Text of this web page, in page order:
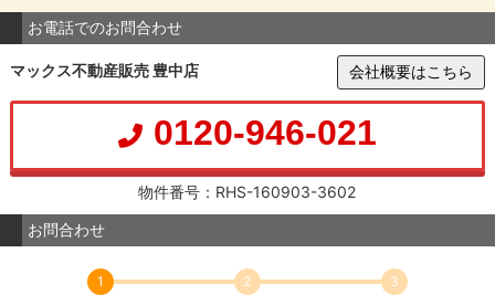
お電話でのお問合わせ
マックス不動産販売 豊中店 会社概要はこちら
0120-946-021
物件番号：RHS-160903-3602
お問合わせ
1 2 3